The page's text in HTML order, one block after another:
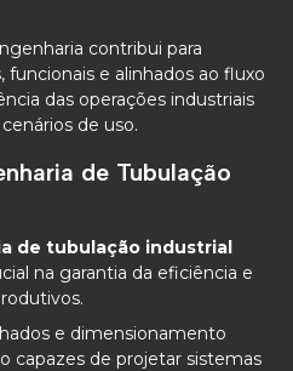
contribui para
funcionais e alinhados ao fluxo
das operações industriais
de uso.
de Tubulação
de tubulação industrial
na garantia da eficiência e
e dimensionamento
capazes de projetar sistemas